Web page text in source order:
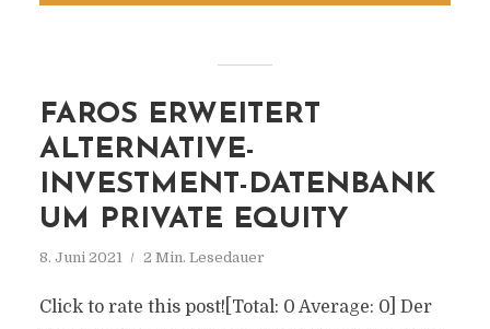
FAROS ERWEITERT
ALTERNATIVE-
INVESTMENT-DATENBANK
UM PRIVATE EQUITY
8. Juni 2021 2 Min. Lesedauer
Click to rate this post![Total: 0 Average: 0] Der